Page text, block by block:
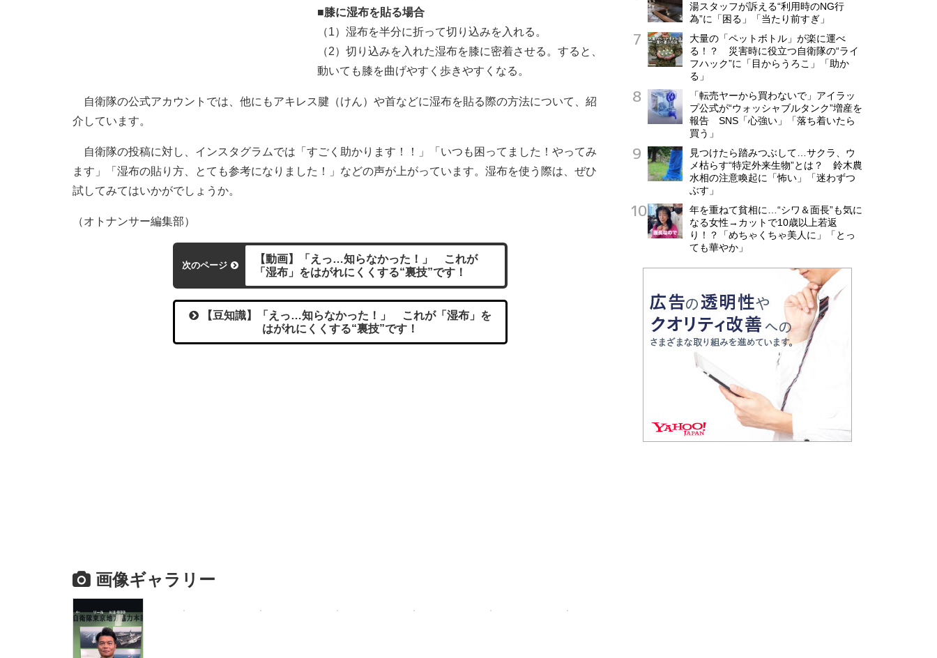
■膝に湿布を貼る場合
（1）湿布を半分に折って切り込みを入れる。
（2）切り込みを入れた湿布を膝に密着させる。すると、
動いても膝を曲げやすく歩きやすくなる。
自衛隊の公式アカウントでは、他にもアキレス腱（けん）や首などに湿布を貼る際の方法について、紹
介しています。
自衛隊の投稿に対し、インスタグラムでは「すごく助かります！！」「いつも困ってました！やってみ
ます」「湿布の貼り方、とても参考になりました！」などの声が上がっています。湿布を使う際は、ぜひ
試してみてはいかがでしょうか。
（オトナンサー編集部）
次のページ
【動画】「えっ…知らなかった！」 これが
「湿布」をはがれにくくする“裏技”です！
【豆知識】「えっ…知らなかった！」 これが「湿布」を
はがれにくくする“裏技”です！
画像ギャラリー
湯スタッフが訴える“利用時のNG行
為”に「困る」「当たり前すぎ」
大量の「ペットボトル」が楽に運べ
る！？ 災害時に役立つ自衛隊の“ライ
フハック”に「目からうろこ」「助か
る」
「転売ヤーから買わないで」アイラッ
プ公式が“ウォッシャブルタンク”増産を
報告 SNS「心強い」「落ち着いたら
買う」
見つけたら踏みつぶして…サクラ、ウ
メ枯らす“特定外来生物”とは？ 鈴木農
水相の注意喚起に「怖い」「迷わずつ
ぶす」
年を重ねて貧相に…“シワ＆面長”も気に
なる女性→カットで10歳以上若返
り！？「めちゃくちゃ美人に」「とっ
ても華やか」